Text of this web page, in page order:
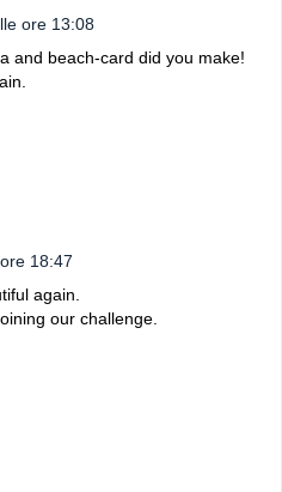
ore 13:08
and beach-card did you make!
18:47
again.
our challenge.